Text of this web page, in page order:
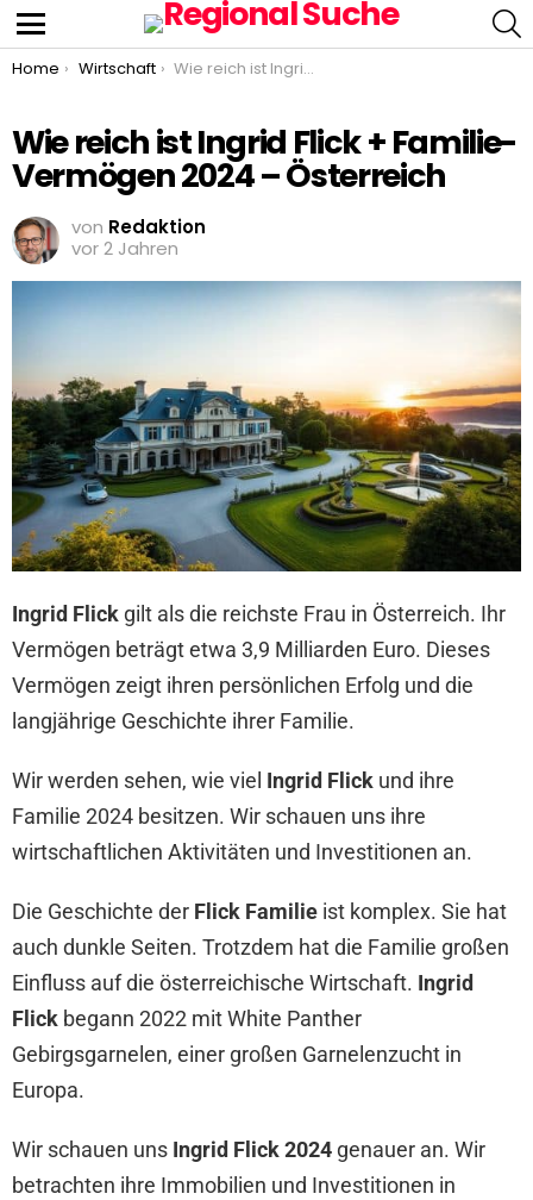
Menu
You are here:
Home Wirtschaft Wie reich ist Ingrid Flick + Familie- Vermögen 2024 – Österreich
Wie reich ist Ingrid Flick + Familie-
Vermögen 2024 – Österreich
von Redaktion
vor 2 Jahren
Ingrid Flick gilt als die reichste Frau in Österreich. Ihr
Vermögen beträgt etwa 3,9 Milliarden Euro. Dieses
Vermögen zeigt ihren persönlichen Erfolg und die
langjährige Geschichte ihrer Familie.
Wir werden sehen, wie viel Ingrid Flick und ihre
Familie 2024 besitzen. Wir schauen uns ihre
wirtschaftlichen Aktivitäten und Investitionen an.
Die Geschichte der Flick Familie ist komplex. Sie hat
auch dunkle Seiten. Trotzdem hat die Familie großen
Einfluss auf die österreichische Wirtschaft. Ingrid
Flick begann 2022 mit White Panther
Gebirgsgarnelen, einer großen Garnelenzucht in
Europa.
Wir schauen uns Ingrid Flick 2024 genauer an. Wir
betrachten ihre Immobilien und Investitionen in